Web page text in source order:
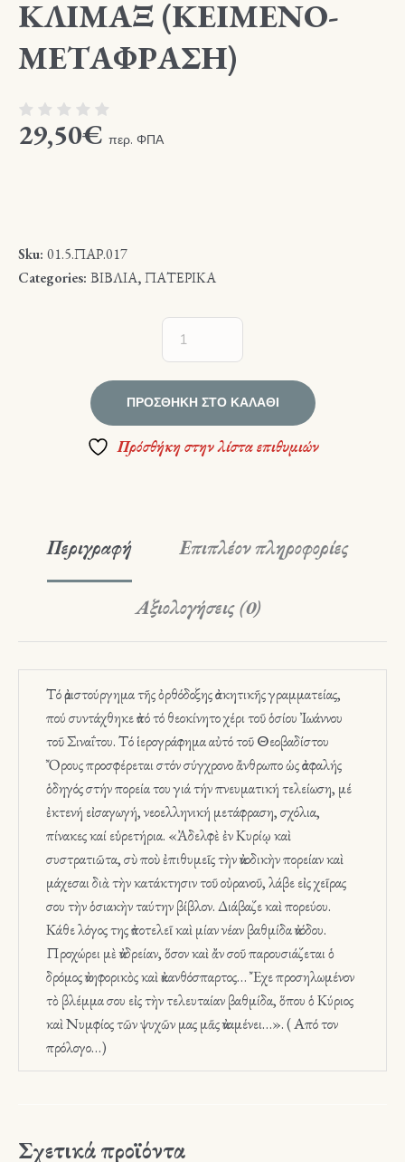
ΚΛΙΜΑΞ (ΚΕΙΜΕΝΟ-
ΜΕΤΑΦΡΑΣΗ)
29,50€ περ. ΦΠΑ
Sku: 01.5.ΠΑΡ.017
Categories: ΒΙΒΛΙΑ,ΠΑΤΕΡΙΚΑ
ΠΡΟΣΘΉΚΗ ΣΤΟ ΚΑΛΆΘΙ
Πρόσθήκη στην λίστα επιθυμιών
Περιγραφή Επιπλέον πληροφορίες
Αξιολογήσεις (0)
Τό ἀριστούργημα τῆς ὀρθόδοξης ἀσκητικῆς γραμματείας,
πού συντάχθηκε ἀπό τό θεοκίνητο χέρι τοῦ ὁσίου Ἰωάννου
τοῦ Σιναΐτου. Τό ἱερογράφημα αὐτό τοῦ Θεοβαδίστου
Ὄρους προσφέρεται στόν σύγχρονο ἄνθρωπο ὡς ἀσφαλής
ὁδηγός στήν πορεία του γιά τήν πνευματική τελείωση, μέ
ἐκτενή εἰσαγωγή, νεοελληνική μετάφραση, σχόλια,
πίνακες καί εὑρετήρια. «Ἀδελφὲ ἐν Κυρίῳ καὶ
συστρατιῶτα, σὺ ποὺ ἐπιθυμεῖς τὴν ἀνοδικὴν πορείαν καὶ
μάχεσαι διὰ τὴν κατάκτησιν τοῦ οὐρανοῦ, λάβε εἰς χεῖρας
σου τὴν ὁσιακὴν ταύτην βίβλον. Διάβαζε καὶ πορεύου.
Κάθε λόγος της ἀποτελεῖ καὶ μίαν νέαν βαθμίδα ἀνόδου.
Προχώρει μὲ ἀνδρείαν, ὅσον καὶ ἄν σοῦ παρουσιάζεται ὁ
δρόμος ἀνηφορικὸς καὶ ἀκανθόσπαρτος… Ἔχε προσηλωμένον
τὸ βλέμμα σου εἰς τὴν τελευταίαν βαθμίδα, ὅπου ὁ Κύριος
καὶ Νυμφίος τῶν ψυχῶν μας μᾶς ἀναμένει…». ( Από τον
πρόλογο…)
Σχετικά προϊόντα